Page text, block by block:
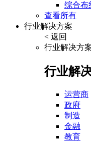
综合布
查看所有
行业解决方案
< 返回
行业解决方
行业解
运营商
政府
制造
金融
教育